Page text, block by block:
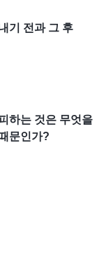
니다!” 또한 속
주시기를 바랐
이 아무리 고
죽는 한이 있
은 하지 않겠다
심각한 과오
만 할 수 있고,
고 생각했습니
추구하고 생명
기 전과 그 후
하는 것은 무엇을
문인가?